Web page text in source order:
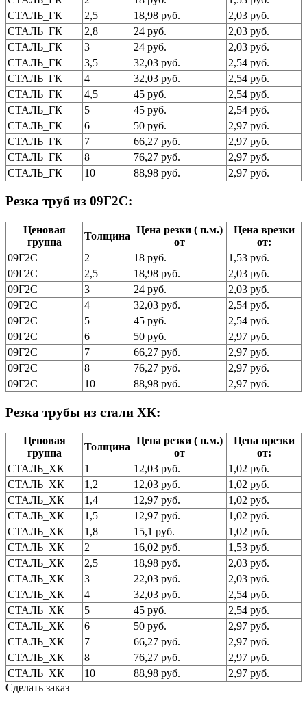
СТАЛЬ_ГК
2,5 18,98 руб.
2,03 руб.
СТАЛЬ_ГК
2,8 24 руб.
2,03 руб.
СТАЛЬ_ГК
3 24 руб.
2,03 руб.
СТАЛЬ_ГК
3,5 32,03 руб.
2,54 руб.
СТАЛЬ_ГК
4 32,03 руб.
2,54 руб.
СТАЛЬ_ГК
4,5 45 руб.
2,54 руб.
СТАЛЬ_ГК
5 45 руб.
2,54 руб.
СТАЛЬ_ГК
6 50 руб.
2,97 руб.
СТАЛЬ_ГК
7 66,27 руб.
2,97 руб.
СТАЛЬ_ГК
8 76,27 руб.
2,97 руб.
СТАЛЬ_ГК
10 88,98 руб. 2,97 руб.
Резка труб из 09Г2С:
Ценовая
группа
Толщина
Цена резки ( п.м.)
от
Цена врезки
от:
09Г2С
2 18 руб.
1,53 руб.
09Г2С
2,5 18,98 руб.
2,03 руб.
09Г2С
3 24 руб.
2,03 руб.
09Г2С
4 32,03 руб.
2,54 руб.
09Г2С
5 45 руб.
2,54 руб.
09Г2С
6 50 руб.
2,97 руб.
09Г2С
7 66,27 руб.
2,97 руб.
09Г2С
8 76,27 руб.
2,97 руб.
09Г2С
10 88,98 руб. 2,97 руб.
Резка трубы из стали ХК:
Ценовая
группа
Толщина
Цена резки ( п.м.)
от
Цена врезки
от:
СТАЛЬ_ХК
1 12,03 руб.
1,02 руб.
СТАЛЬ_ХК
1,2 12,03 руб.
1,02 руб.
СТАЛЬ_ХК
1,4 12,97 руб.
1,02 руб.
СТАЛЬ_ХК
1,5 12,97 руб.
1,02 руб.
СТАЛЬ_ХК
1,8 15,1 руб.
1,02 руб.
СТАЛЬ_ХК
2 16,02 руб.
1,53 руб.
СТАЛЬ_ХК
2,5 18,98 руб.
2,03 руб.
СТАЛЬ_ХК
3 22,03 руб.
2,03 руб.
СТАЛЬ_ХК
4 32,03 руб.
2,54 руб.
СТАЛЬ_ХК
5 45 руб.
2,54 руб.
СТАЛЬ_ХК
6 50 руб.
2,97 руб.
СТАЛЬ_ХК
7 66,27 руб.
2,97 руб.
СТАЛЬ_ХК
8 76,27 руб.
2,97 руб.
СТАЛЬ_ХК
10 88,98 руб.
2,97 руб.
Сделать заказ